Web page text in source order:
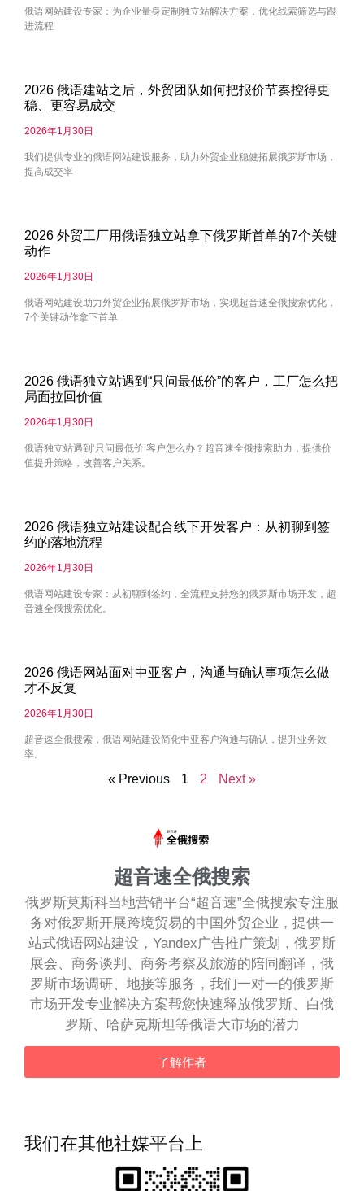
俄语网站建设专家：为企业量身定制独立站解决方案，优化线索筛选与跟
进流程
2026 俄语建站之后，外贸团队如何把报价节奏控得更
稳、更容易成交
2026年1月30日
我们提供专业的俄语网站建设服务，助力外贸企业稳健拓展俄罗斯市场，
提高成交率
2026 外贸工厂用俄语独立站拿下俄罗斯首单的7个关键
动作
2026年1月30日
俄语网站建设助力外贸企业拓展俄罗斯市场，实现超音速全俄搜索优化，
7个关键动作拿下首单
2026 俄语独立站遇到“只问最低价”的客户，工厂怎么把
局面拉回价值
2026年1月30日
俄语独立站遇到‘只问最低价’客户怎么办？超音速全俄搜索助力，提供价
值提升策略，改善客户关系。
2026 俄语独立站建设配合线下开发客户：从初聊到签
约的落地流程
2026年1月30日
俄语网站建设专家：从初聊到签约，全流程支持您的俄罗斯市场开发，超
音速全俄搜索优化。
2026 俄语网站面对中亚客户，沟通与确认事项怎么做
才不反复
2026年1月30日
超音速全俄搜索，俄语网站建设简化中亚客户沟通与确认，提升业务效
率。
« Previous 1 2 Next »
超音速全俄搜索
俄罗斯莫斯科当地营销平台“超音速”全俄搜索专注服
务对俄罗斯开展跨境贸易的中国外贸企业，提供一
站式俄语网站建设，Yandex广告推广策划，俄罗斯
展会、商务谈判、商务考察及旅游的陪同翻译，俄
罗斯市场调研、地接等服务，我们一对一的俄罗斯
市场开发专业解决方案帮您快速释放俄罗斯、白俄
罗斯、哈萨克斯坦等俄语大市场的潜力
了解作者
我们在其他社媒平台上